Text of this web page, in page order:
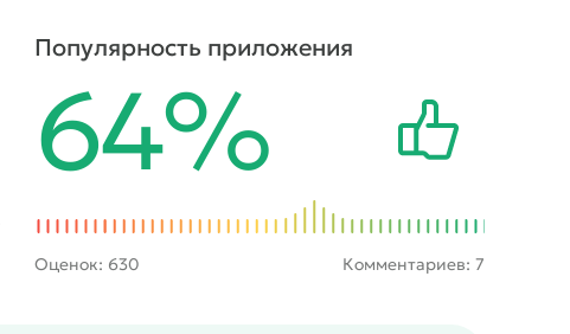
Популярность приложения
64%
Оценок: 630 Комментариев: 7